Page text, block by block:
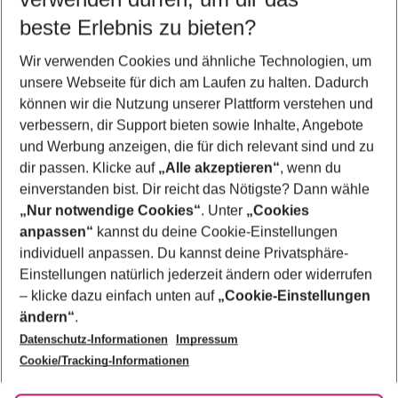
5-8 Nächte
2 Erwachsene Keine Kinder
Mehr Filter anzeigen
Footer
Footer navigation
Über uns
AGB
Bestpreisgarantie
Cookie-Einstellungen ändern
Cookie-Richtlinie
Agenturbetreuung
Barrierefreies Reisen
Folge uns
beste Erlebnis zu bieten?
Wir verwenden Cookies und ähnliche Technologien, um
unsere Webseite für dich am Laufen zu halten. Dadurch
können wir die Nutzung unserer Plattform verstehen und
verbessern, dir Support bieten sowie Inhalte, Angebote
und Werbung anzeigen, die für dich relevant sind und zu
dir passen. Klicke auf „Alle akzeptieren“, wenn du
einverstanden bist. Dir reicht das Nötigste? Dann wähle
„Nur notwendige Cookies“. Unter „Cookies
anpassen“ kannst du deine Cookie-Einstellungen
individuell anpassen. Du kannst deine Privatsphäre-
Einstellungen natürlich jederzeit ändern oder widerrufen
– klicke dazu einfach unten auf „Cookie-Einstellungen
ändern“.
Datenschutz-Informationen
Impressum
Cookie/Tracking-Informationen